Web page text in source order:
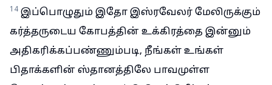
14 இப்பொழுதும் இதோ இஸ்ரவேலர் மேலிருக்கும்
கர்த்தருடைய கோபத்தின் உக்கிரத்தை இன்னும்
அதிகரிக்கப்பண்ணும்படி, நீங்கள் உங்கள்
பிதாக்களின் ஸ்தானத்திலே பாவமுள்ள